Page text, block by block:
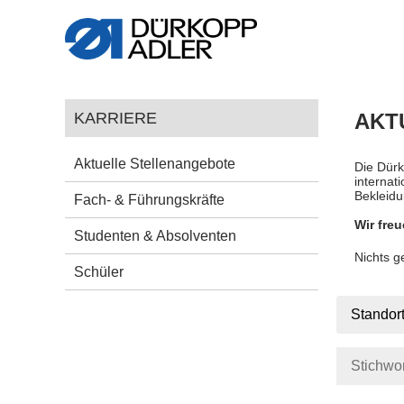
KARRIERE
Aktuelle Stellenangebote
Fach- & Führungskräfte
Studenten & Absolventen
Schüler
Die
Wir
Nichts
Standort